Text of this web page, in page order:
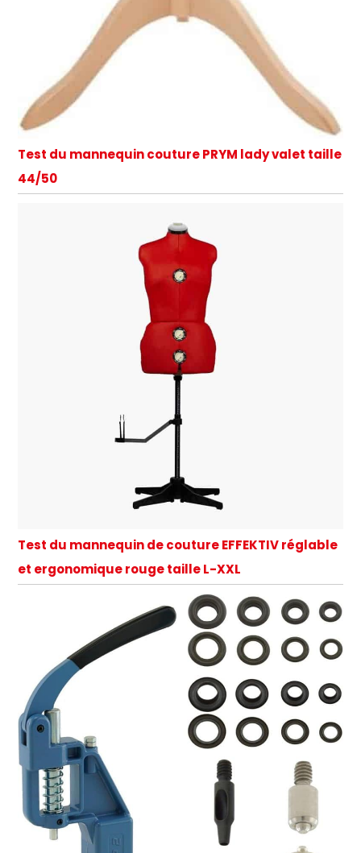
Test du mannequin couture PRYM lady valet taille
44/50
Test du mannequin de couture EFFEKTIV réglable
et ergonomique rouge taille L-XXL